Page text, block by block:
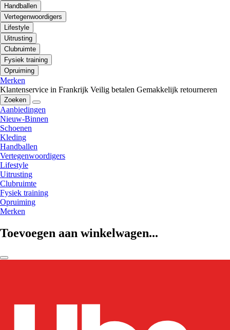
Handballen
Vertegenwoordigers
Lifestyle
Uitrusting
Clubruimte
Fysiek training
Opruiming
Merken
Klantenservice in Frankrijk Veilig betalen Gemakkelijk retourneren
Zoeken
Aanbiedingen
Nieuw-Binnen
Schoenen
Kleding
Handballen
Vertegenwoordigers
Lifestyle
Uitrusting
Clubruimte
Fysiek training
Opruiming
Merken
Toevoegen aan winkelwagen...